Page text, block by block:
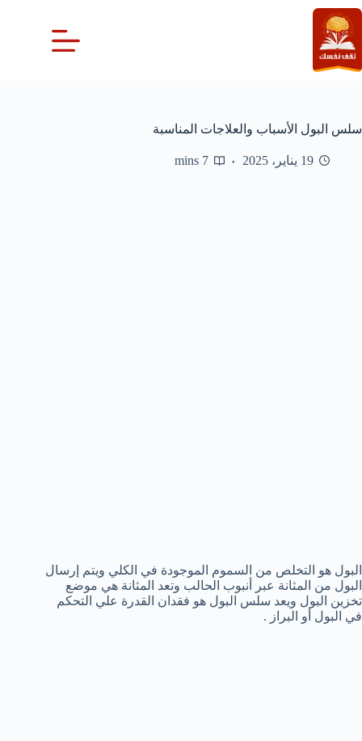
التجاوز
إلى
المحتوى
سلس البول الأسباب والعلاجات المناسبة
19 يناير، 2025 7 mins
البول هو التخلص من السموم الموجودة في الكلي ويتم إرسال
البول من المثانة عبر أنبوب الحالب وتعد المثانة هي موضع
تخزين البول ويعد سلس البول هو فقدان القدرة علي التحكم
في البول أو البراز .